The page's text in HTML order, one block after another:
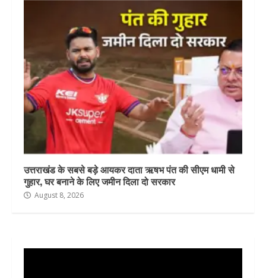
उत्तराखंड के सबसे बड़े आयकर दाता ऋषभ पंत की सीएम धामी से
गुहार, घर बनाने के लिए जमीन दिला दो सरकार
August 8, 2026